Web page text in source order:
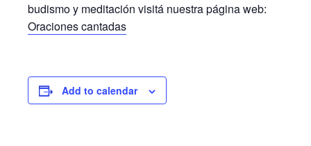
budismo y meditación visitá nuestra página web:
Oraciones cantadas
Add to calendar